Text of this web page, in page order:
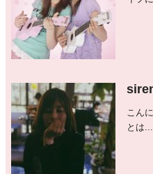
こん
とは...